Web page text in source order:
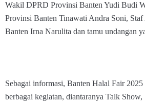
Wakil DPRD Provinsi Banten Yudi Budi
Provinsi Banten Tinawati Andra Soni,
Banten Irna Narulita dan tamu undangan
Sebagai informasi, Banten Halal Fair 2025
berbagai kegiatan, diantaranya Talk